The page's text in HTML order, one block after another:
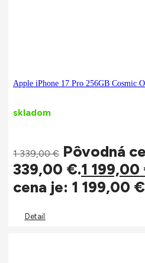
Apple iPhone 17 Pro 256GB Cosmic
skladom
1 339,00€ Pôvodná
339,00 €.1 199,00
cena je: 1 199,00
Detail